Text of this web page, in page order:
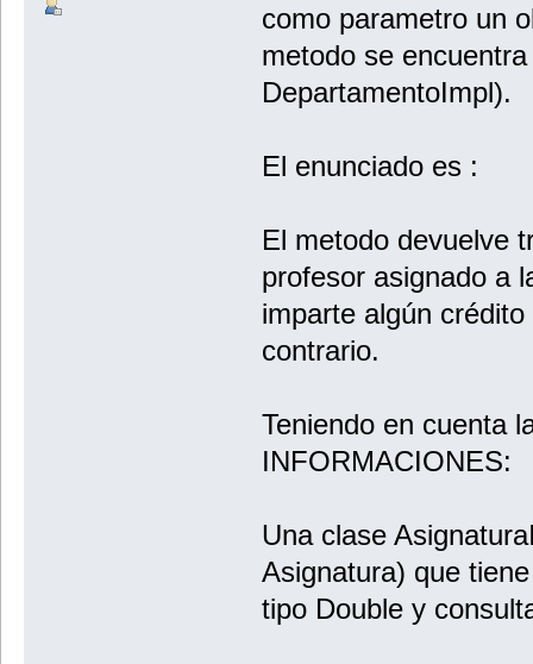
como parametro un
metodo se
DepartamentoImpl).
El enunciado es :
El metodo devuelve
profesor asignado a
imparte algún
contrario.
Teniendo en cuenta
INFORMACIONES:
Una clase
Asignatura) que
tipo Double y